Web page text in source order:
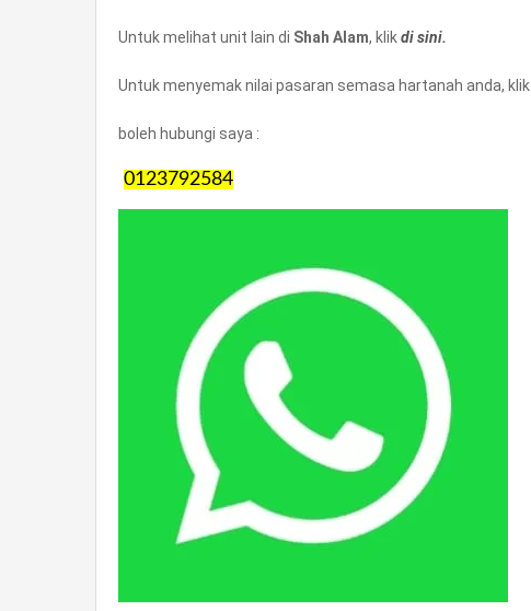
Untuk melihat unit lain di Shah Alam, klikdi sini.
Untuk menyemak nilai pasaran semasa hartanah anda, klik
boleh hubungi saya :
0123792584